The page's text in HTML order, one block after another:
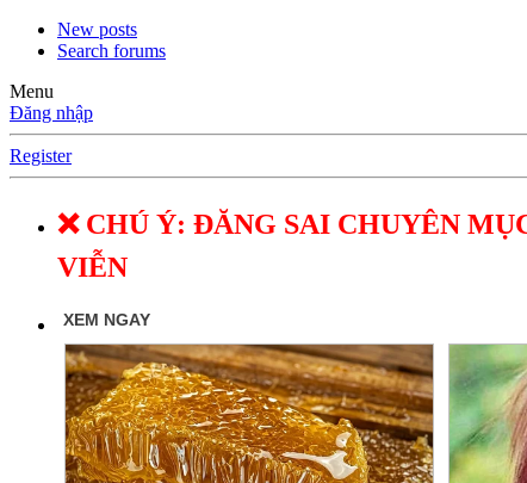
New posts
Search forums
Menu
Đăng nhập
Register
❌ CHÚ Ý: ĐĂNG SAI CHUYÊN
VIỄN